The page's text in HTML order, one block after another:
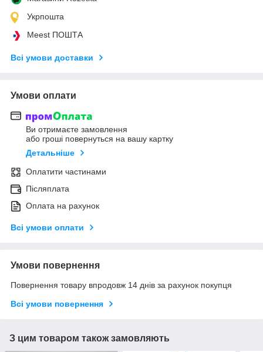
Укрпошта
Meest ПОШТА
Всі умови доставки
Умови оплати
Ви отримаєте замовлення
або гроші повернуться на вашу картку
Детальніше
Оплатити частинами
Післяплата
Оплата на рахунок
Всі умови оплати
Умови повернення
Повернення товару впродовж 14 днів за рахунок покупця
Всі умови повернення
З цим товаром також замовляють